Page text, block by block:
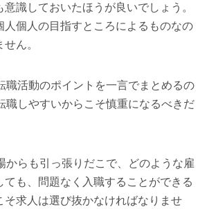
意識しておいたほうが良いでしょう。
人個人の目指すところによるものなの
ん。
職活動のポイントを一言でまとめるの
職しやすいからこそ慎重になるべきだ
からも引っ張りだこで、どのような雇
ても、問題なく入職することができる
そ求人は選び抜かなければなりませ